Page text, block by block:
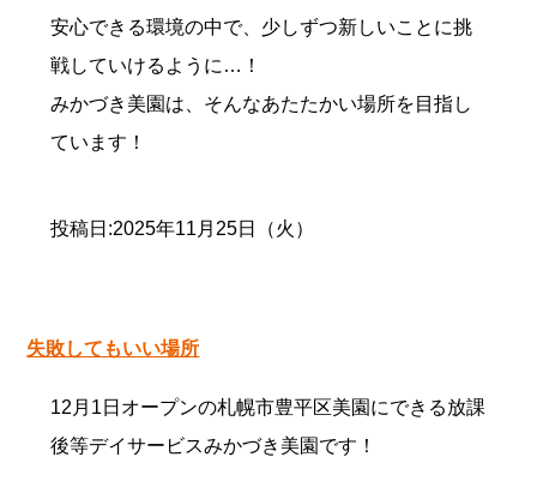
安心できる環境の中で、少しずつ新しいことに挑
戦していけるように…！
みかづき美園は、そんなあたたかい場所を目指し
ています！
投稿日:2025年11月25日（火）
失敗してもいい場所
12月1日オープンの札幌市豊平区美園にできる放課
後等デイサービスみかづき美園です！